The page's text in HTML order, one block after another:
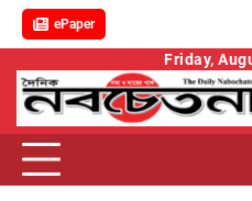
ePaper
content
Friday,